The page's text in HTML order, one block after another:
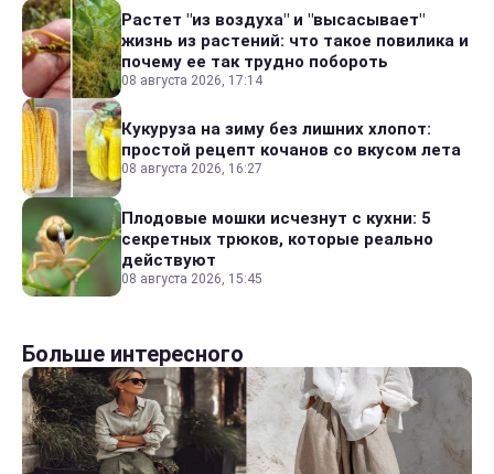
Растет "из воздуха" и "высасывает"
жизнь из растений: что такое повилика и
почему ее так трудно побороть
08 августа 2026, 17:14
Кукуруза на зиму без лишних хлопот:
простой рецепт кочанов со вкусом лета
08 августа 2026, 16:27
Плодовые мошки исчезнут с кухни: 5
секретных трюков, которые реально
действуют
08 августа 2026, 15:45
Больше интересного